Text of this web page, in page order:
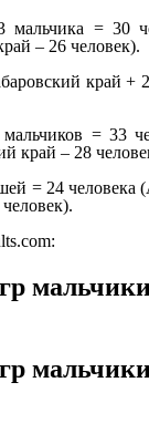
= 30
– 26 человек).
край
= 33
край – 28
= 24 человека
.com: